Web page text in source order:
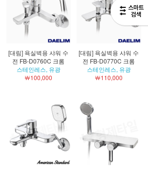
[대림] 욕실벽용 샤워 수
전 FB-D0760C 크롬
스테인레스, 유광
￦100,000
[대림] 욕실벽용 샤워 수
전 FB-D0770C 크롬
스테인레스, 유광
￦110,000